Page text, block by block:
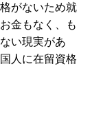
がないため就
金もなく、も
い現実があ
人に在留資格